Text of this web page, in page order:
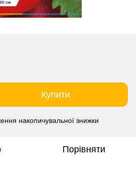
Купити
накопичувальної знижки
Порівняти